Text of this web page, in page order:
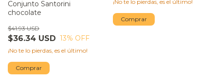
Conjunto Santorini
chocolate
$36.34 USD
$41.93 USD
13% OFF
¡No te lo pierdas, es el último!
Comprar
¡No te lo pierdas, es el último!
Comprar